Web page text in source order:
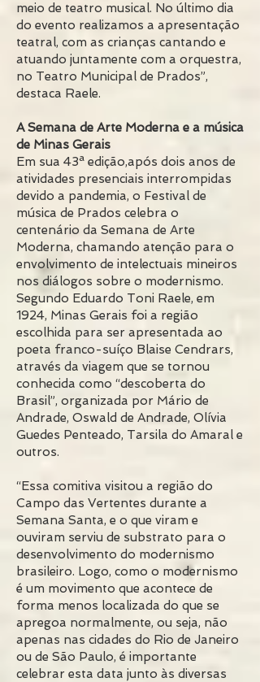
meio de teatro musical. No último dia
do evento realizamos a apresentação
teatral, com as crianças cantando e
atuando juntamente com a orquestra,
no Teatro Municipal de Prados”,
destaca Raele.
A Semana de Arte Moderna e a música
de Minas Gerais
Em sua 43ª edição,após dois anos de
atividades presenciais interrompidas
devido a pandemia, o Festival de
música de Prados celebra o
centenário da Semana de Arte
Moderna, chamando atenção para o
envolvimento de intelectuais mineiros
nos diálogos sobre o modernismo.
Segundo Eduardo Toni Raele, em
1924, Minas Gerais foi a região
escolhida para ser apresentada ao
poeta franco-suíço Blaise Cendrars,
através da viagem que se tornou
conhecida como “descoberta do
Brasil”, organizada por Mário de
Andrade, Oswald de Andrade, Olívia
Guedes Penteado, Tarsila do Amaral e
outros.
“Essa comitiva visitou a região do
Campo das Vertentes durante a
Semana Santa, e o que viram e
ouviram serviu de substrato para o
desenvolvimento do modernismo
brasileiro. Logo, como o modernismo
é um movimento que acontece de
forma menos localizada do que se
apregoa normalmente, ou seja, não
apenas nas cidades do Rio de Janeiro
ou de São Paulo, é importante
celebrar esta data junto às diversas